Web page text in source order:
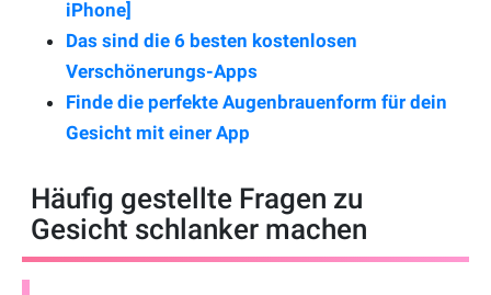
iPhone]
Das sind die 6 besten kostenlosen
Verschönerungs-Apps
Finde die perfekte Augenbrauenform für dein
Gesicht mit einer App
Häufig gestellte Fragen zu
Gesicht schlanker machen